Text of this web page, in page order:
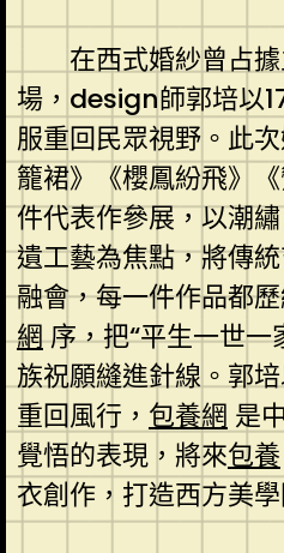
在西式婚紗曾占
場，design師郭培以
服重回民眾視野。此
籠裙》《櫻鳳紛飛》
件代表作參展，以潮
遺工藝為焦點，將傳
融會，每一件作品都
網序，把“平生一世一
族祝願縫進針線。郭
重回風行， 包養網 是
覺悟的表現，將來包養
衣創作，打造西方美